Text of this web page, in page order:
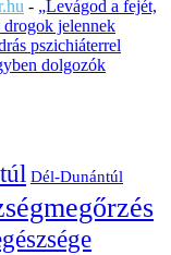
- „Levágod a fejét,
drogok jelennek
pszichiáterrel
dolgozók
Dél-Dunántúl